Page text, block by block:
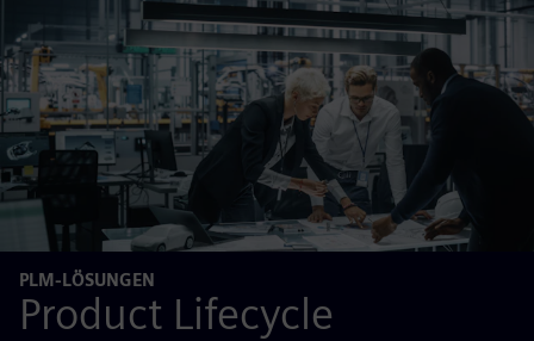
PLM-LÖSUNGEN
Product Lifecycle